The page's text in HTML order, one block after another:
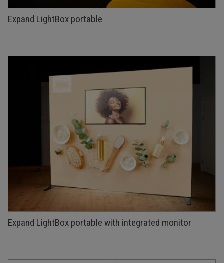
Expand LightBox portable
Expand LightBox portable with integrated monitor